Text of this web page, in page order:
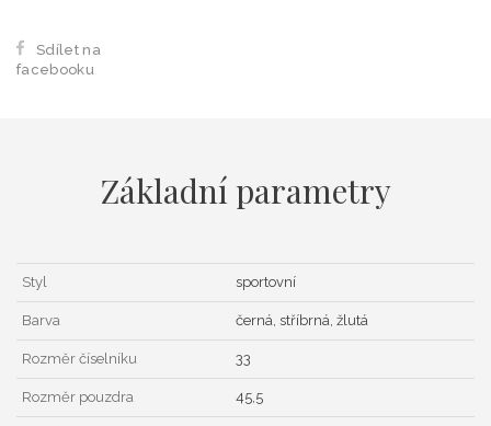
Sdílet na
facebooku
Základní parametry
Styl sportovní
Barva černá, stříbrná, žlutá
Rozměr číselníku 33
Rozměr pouzdra 45,5